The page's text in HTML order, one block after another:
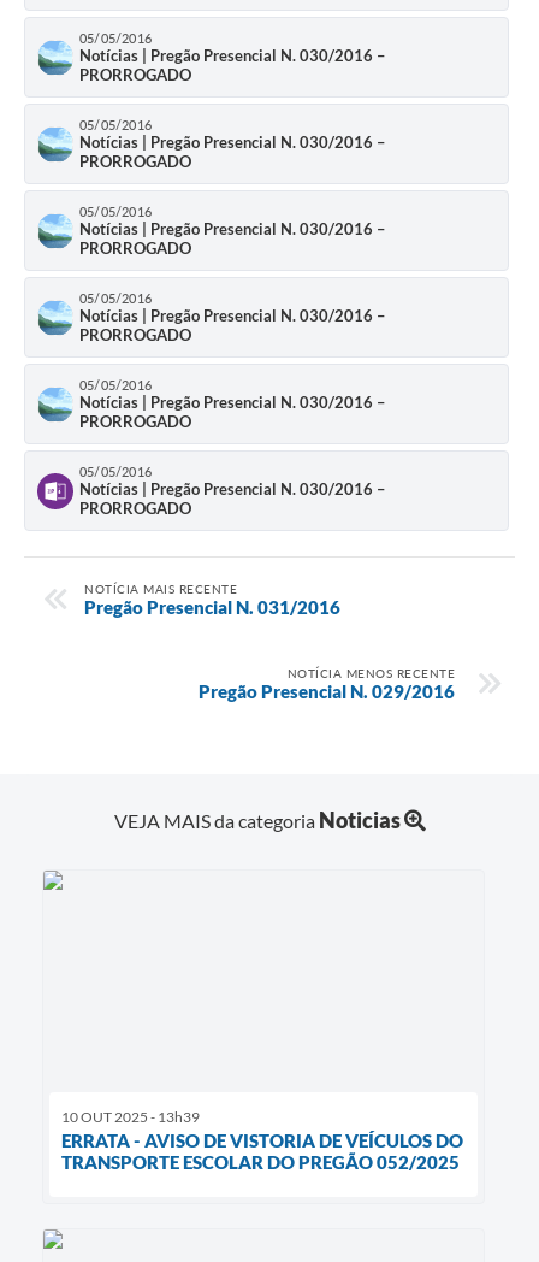
05/05/2016
Notícias | Pregão Presencial N. 030/2016 –
PRORROGADO
05/05/2016
Notícias | Pregão Presencial N. 030/2016 –
PRORROGADO
05/05/2016
Notícias | Pregão Presencial N. 030/2016 –
PRORROGADO
05/05/2016
Notícias | Pregão Presencial N. 030/2016 –
PRORROGADO
05/05/2016
Notícias | Pregão Presencial N. 030/2016 –
PRORROGADO
05/05/2016
Notícias | Pregão Presencial N. 030/2016 –
PRORROGADO
NOTÍCIA MAIS RECENTE
Pregão Presencial N. 031/2016
NOTÍCIA MENOS RECENTE
Pregão Presencial N. 029/2016
VEJA MAIS da categoria Noticias
10 OUT 2025 - 13h39
ERRATA - AVISO DE VISTORIA DE VEÍCULOS DO
TRANSPORTE ESCOLAR DO PREGÃO 052/2025